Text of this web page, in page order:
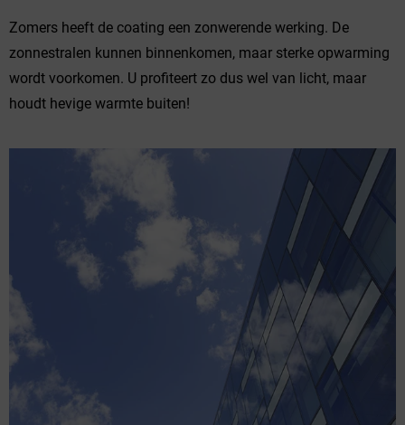
Zomers heeft de coating een zonwerende werking. De
zonnestralen kunnen binnenkomen, maar sterke opwarming
wordt voorkomen. U profiteert zo dus wel van licht, maar
houdt hevige warmte buiten!